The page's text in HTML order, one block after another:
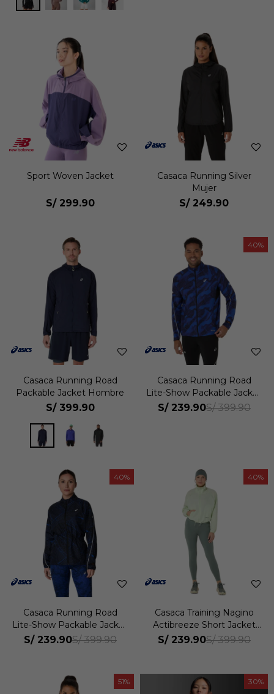
Sport Woven Jacket
S/ 299.90
Casaca Running Silver
Mujer
S/ 249.90
Casaca Running Road
Packable Jacket Hombre
S/ 399.90
40
Casaca Running Road
Lite-Show Packable Jacket
Hombre
S/ 239.90S/ 399.90
40
Casaca Running Road
Lite-Show Packable Jacket
Mujer
S/ 239.90S/ 399.90
40
Casaca Training Nagino
Actibreeze Short Jacket
Mujer
S/ 239.90S/ 399.90
51 30